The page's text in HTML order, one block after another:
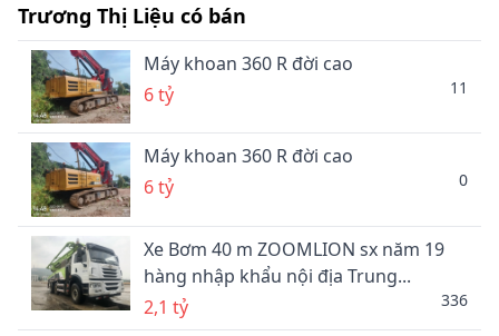
Trương Thị Liệu có bán
Máy khoan 360 R đời cao
6 tỷ
11
Máy khoan 360 R đời cao
6 tỷ
0
Xe Bơm 40 m ZOOMLION sx năm 19
hàng nhập khẩu nội địa Trung...
2,1 tỷ
336